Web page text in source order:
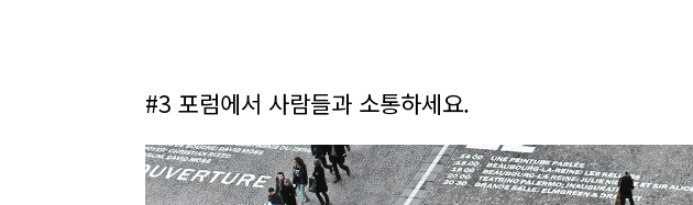
#3 포럼에서 사람들과 소통하세요.